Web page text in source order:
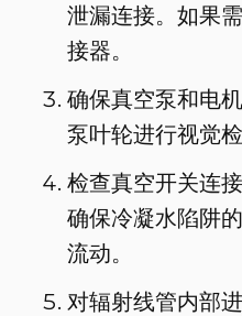
泄漏连接。如果
接器。
确保真空泵和电
泵叶轮进行视觉
检查真空开关连
确保冷凝水陷阱
流动。
对辐射线管内部